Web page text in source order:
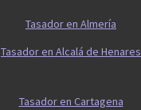
Tasador en Almería
Tasador en Alcalá de Henares
Tasador en Cartagena